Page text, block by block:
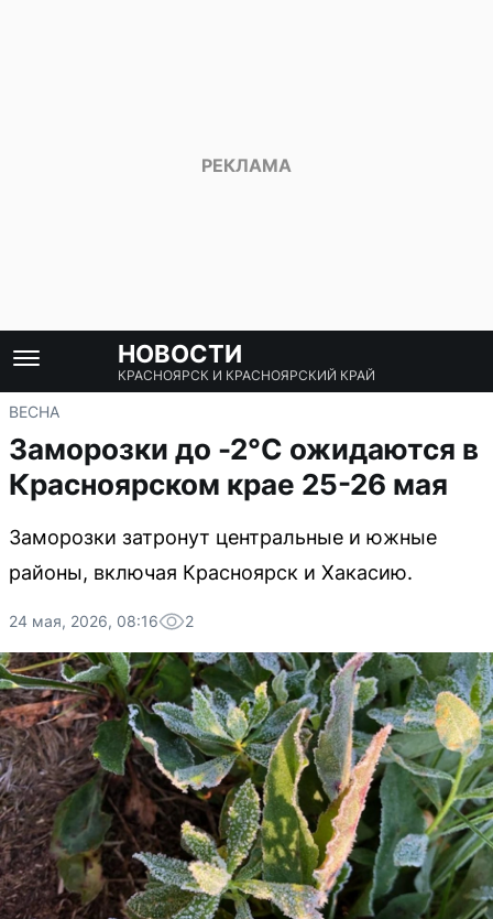
НОВОСТИ
КРАСНОЯРСК И КРАСНОЯРСКИЙ КРАЙ
ВЕСНА
Заморозки до -2°C ожидаются в
Красноярском крае 25-26 мая
Заморозки затронут центральные и южные
районы, включая Красноярск и Хакасию.
24 мая, 2026, 08:16 2